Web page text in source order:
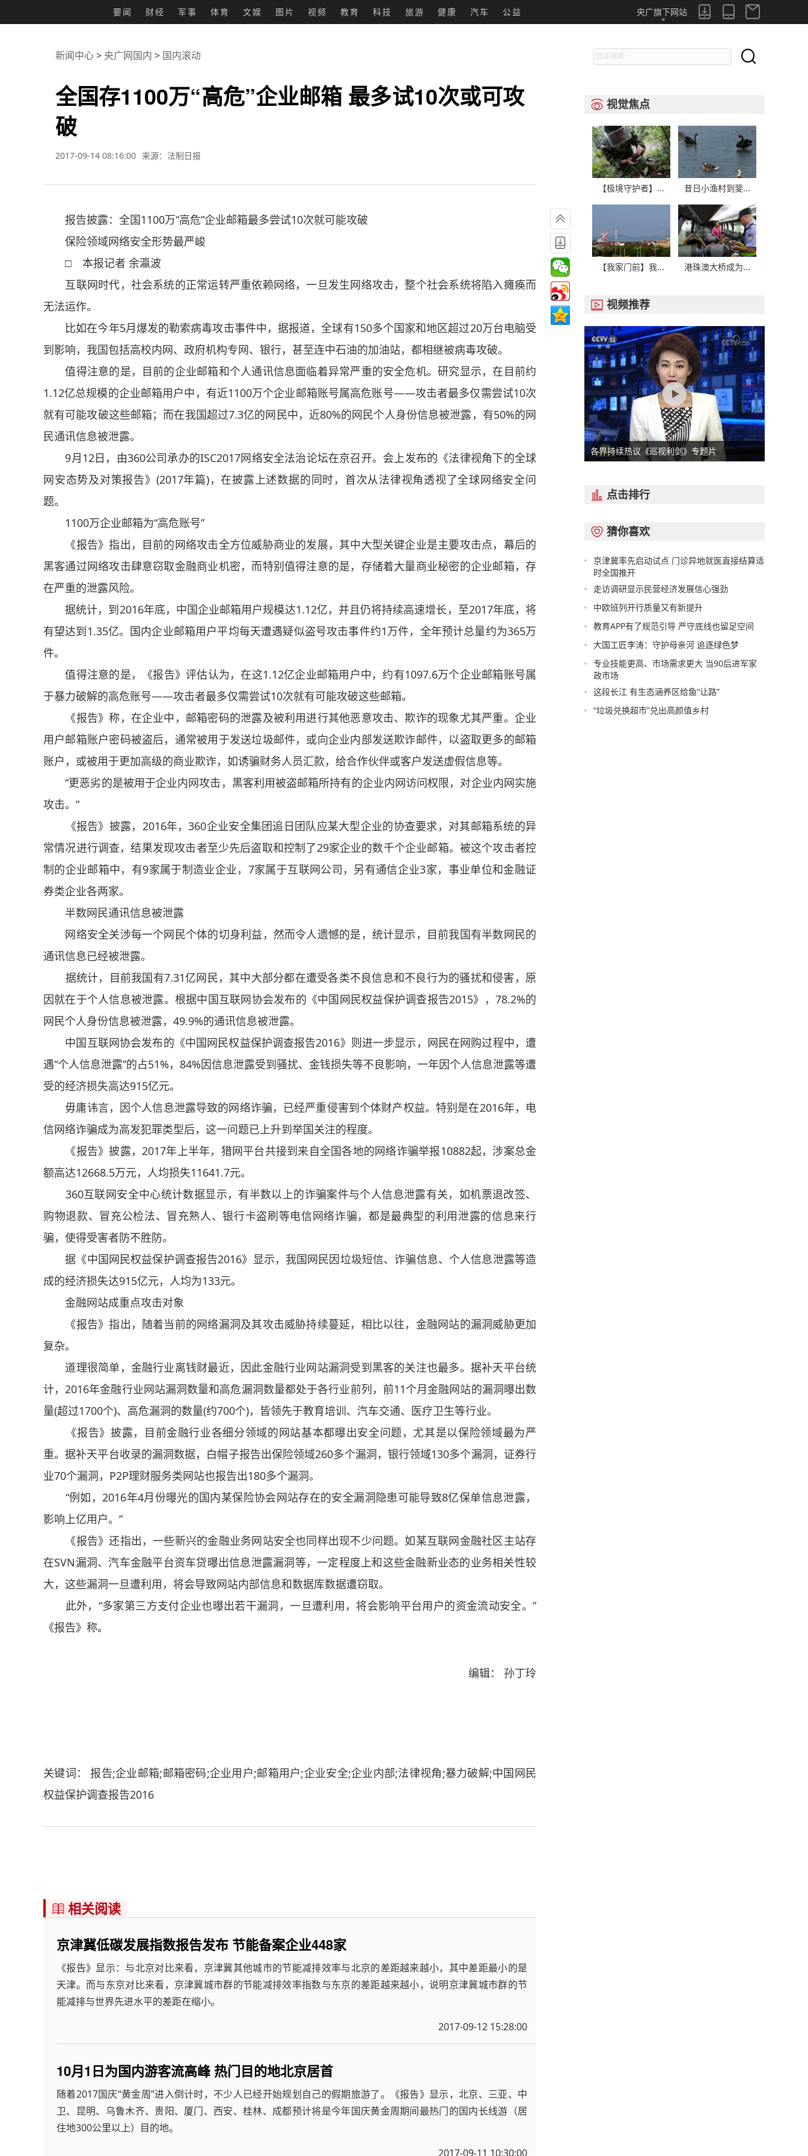
要闻 财经 军事 体育 文娱 图片 视频 教育 科技 旅游 健康 汽车 公益 


央广旗下网站
新闻中心>央广网国内 > 国内滚动
全国存1100万“高危”企业邮箱 最多试10次或可攻
破
2017-09-14 08:16:00 来源：法制日报
报告披露：全国1100万“高危”企业邮箱最多尝试10次就可能攻破
保险领域网络安全形势最严峻
□ 本报记者 余瀛波
互联网时代，社会系统的正常运转严重依赖网络，一旦发生网络攻击，整个社会系统将陷入瘫痪而
无法运作。
比如在今年5月爆发的勒索病毒攻击事件中，据报道，全球有150多个国家和地区超过20万台电脑受
到影响，我国包括高校内网、政府机构专网、银行，甚至连中石油的加油站，都相继被病毒攻破。
值得注意的是，目前的企业邮箱和个人通讯信息面临着异常严重的安全危机。研究显示，在目前约
1.12亿总规模的企业邮箱用户中，有近1100万个企业邮箱账号属高危账号——攻击者最多仅需尝试10次
就有可能攻破这些邮箱；而在我国超过7.3亿的网民中，近80%的网民个人身份信息被泄露，有50%的网
民通讯信息被泄露。
9月12日，由360公司承办的ISC2017网络安全法治论坛在京召开。会上发布的《法律视角下的全球
网安态势及对策报告》(2017年篇)，在披露上述数据的同时，首次从法律视角透视了全球网络安全问
题。
1100万企业邮箱为“高危账号”
《报告》指出，目前的网络攻击全方位威胁商业的发展，其中大型关键企业是主要攻击点，幕后的
黑客通过网络攻击肆意窃取金融商业机密，而特别值得注意的是，存储着大量商业秘密的企业邮箱，存
在严重的泄露风险。
据统计，到2016年底，中国企业邮箱用户规模达1.12亿，并且仍将持续高速增长，至2017年底，将
有望达到1.35亿。国内企业邮箱用户平均每天遭遇疑似盗号攻击事件约1万件，全年预计总量约为365万
件。
值得注意的是，《报告》评估认为，在这1.12亿企业邮箱用户中，约有1097.6万个企业邮箱账号属
于暴力破解的高危账号——攻击者最多仅需尝试10次就有可能攻破这些邮箱。
《报告》称，在企业中，邮箱密码的泄露及被利用进行其他恶意攻击、欺诈的现象尤其严重。企业
用户邮箱账户密码被盗后，通常被用于发送垃圾邮件，或向企业内部发送欺诈邮件，以盗取更多的邮箱
账户，或被用于更加高级的商业欺诈，如诱骗财务人员汇款，给合作伙伴或客户发送虚假信息等。
“更恶劣的是被用于企业内网攻击，黑客利用被盗邮箱所持有的企业内网访问权限，对企业内网实施
攻击。”
《报告》披露，2016年，360企业安全集团追日团队应某大型企业的协查要求，对其邮箱系统的异
常情况进行调查，结果发现攻击者至少先后盗取和控制了29家企业的数千个企业邮箱。被这个攻击者控
制的企业邮箱中，有9家属于制造业企业，7家属于互联网公司，另有通信企业3家，事业单位和金融证
券类企业各两家。
半数网民通讯信息被泄露
网络安全关涉每一个网民个体的切身利益，然而令人遗憾的是，统计显示，目前我国有半数网民的
通讯信息已经被泄露。
据统计，目前我国有7.31亿网民，其中大部分都在遭受各类不良信息和不良行为的骚扰和侵害，原
因就在于个人信息被泄露。根据中国互联网协会发布的《中国网民权益保护调查报告2015》，78.2%的
网民个人身份信息被泄露，49.9%的通讯信息被泄露。
中国互联网协会发布的《中国网民权益保护调查报告2016》则进一步显示，网民在网购过程中，遭
遇“个人信息泄露”的占51%，84%因信息泄露受到骚扰、金钱损失等不良影响，一年因个人信息泄露等遭
受的经济损失高达915亿元。
毋庸讳言，因个人信息泄露导致的网络诈骗，已经严重侵害到个体财产权益。特别是在2016年，电
信网络诈骗成为高发犯罪类型后，这一问题已上升到举国关注的程度。
《报告》披露，2017年上半年，猎网平台共接到来自全国各地的网络诈骗举报10882起，涉案总金
额高达12668.5万元，人均损失11641.7元。
360互联网安全中心统计数据显示，有半数以上的诈骗案件与个人信息泄露有关，如机票退改签、
购物退款、冒充公检法、冒充熟人、银行卡盗刷等电信网络诈骗，都是最典型的利用泄露的信息来行
骗，使得受害者防不胜防。
据《中国网民权益保护调查报告2016》显示，我国网民因垃圾短信、诈骗信息、个人信息泄露等造
成的经济损失达915亿元，人均为133元。
金融网站成重点攻击对象
《报告》指出，随着当前的网络漏洞及其攻击威胁持续蔓延，相比以往，金融网站的漏洞威胁更加
复杂。
道理很简单，金融行业离钱财最近，因此金融行业网站漏洞受到黑客的关注也最多。据补天平台统
计，2016年金融行业网站漏洞数量和高危漏洞数量都处于各行业前列，前11个月金融网站的漏洞曝出数
量(超过1700个)、高危漏洞的数量(约700个)，皆领先于教育培训、汽车交通、医疗卫生等行业。
《报告》披露，目前金融行业各细分领域的网站基本都曝出安全问题，尤其是以保险领域最为严
重。据补天平台收录的漏洞数据，白帽子报告出保险领域260多个漏洞，银行领域130多个漏洞，证券行
业70个漏洞，P2P理财服务类网站也报告出180多个漏洞。
“例如，2016年4月份曝光的国内某保险协会网站存在的安全漏洞隐患可能导致8亿保单信息泄露，
影响上亿用户。”
《报告》还指出，一些新兴的金融业务网站安全也同样出现不少问题。如某互联网金融社区主站存
在SVN漏洞、汽车金融平台资车贷曝出信息泄露漏洞等，一定程度上和这些金融新业态的业务相关性较
大，这些漏洞一旦遭利用，将会导致网站内部信息和数据库数据遭窃取。
此外，“多家第三方支付企业也曝出若干漏洞，一旦遭利用，将会影响平台用户的资金流动安全。”
《报告》称。
编辑： 孙丁玲
关键词： 报告;企业邮箱;邮箱密码;企业用户;邮箱用户;企业安全;企业内部;法律视角;暴力破解;中国网民
权益保护调查报告2016


 相关阅读
京津冀低碳发展指数报告发布 节能备案企业448家
《报告》显示：与北京对比来看，京津冀其他城市的节能减排效率与北京的差距越来越小，其中差距最小的是
天津。而与东京对比来看，京津冀城市群的节能减排效率指数与东京的差距越来越小，说明京津冀城市群的节
能减排与世界先进水平的差距在缩小。
2017-09-12 15:28:00
10月1日为国内游客流高峰 热门目的地北京居首
随着2017国庆“黄金周”进入倒计时，不少人已经开始规划自己的假期旅游了。《报告》显示，北京、三亚、中
卫、昆明、乌鲁木齐、贵阳、厦门、西安、桂林、成都预计将是今年国庆黄金周期间最热门的国内长线游（居
住地300公里以上）目的地。
2017-09-11 10:30:00

 视觉焦点
【极境守护者】... 昔日小渔村到斐...
【我家门前】我... 港珠澳大桥成为...
 视频推荐
各界持续热议《巡视利剑》专题片
 点击排行
 猜你喜欢
京津冀率先启动试点 门诊异地就医直接结算适
时全国推开
走访调研显示民营经济发展信心强劲
中欧班列开行质量又有新提升
教育APP有了规范引导 严守底线也留足空间
大国工匠李涛：守护母亲河 追逐绿色梦
专业技能更高、市场需求更大 当90后进军家
政市场
这段长江 有生态涵养区给鱼“让路”
“垃圾兑换超市”兑出高颜值乡村